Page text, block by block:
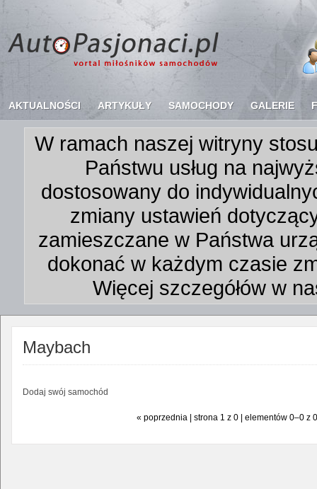
AKTUALNOŚCI ARTYKUŁY SAMOCHODY GALERIE
W ramach naszej witryny
Państwu usług na
dostosowany do
zmiany ustawień
zamieszczane w Państwa
dokonać w każdym czasie
Więcej szczegółów w
Maybach
Dodaj swój samochód
« poprzednia | strona 1 z 0 | elementów 0–0 z